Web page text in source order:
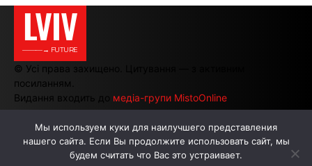
LVIV
———→ FUTURE
© Усі права захищено. Цитування — з активним
посиланням.
Видання входить до медіа-групи MistoOnline
АВТОРИ РЕКЛАМА НА САЙТІ
Мы используем куки для наилучшего представления
нашего сайта. Если Вы продолжите использовать сайт, мы
будем считать что Вас это устраивает.